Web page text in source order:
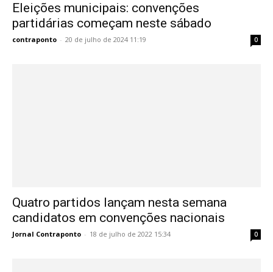
Eleições municipais: convenções
partidárias começam neste sábado
contraponto - 20 de julho de 2024 11:19 0
Quatro partidos lançam nesta semana
candidatos em convenções nacionais
Jornal Contraponto - 18 de julho de 2022 15:34 0